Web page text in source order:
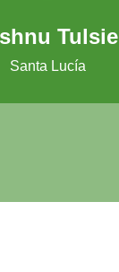
Tulsie
Santa Lucía